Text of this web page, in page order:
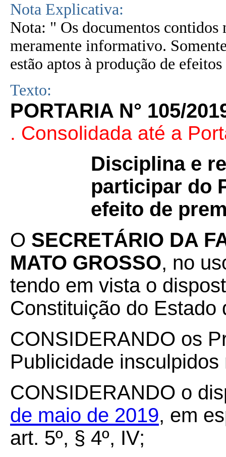
Nota Explicativa:
Nota: " Os documentos contidos
meramente informativo.
estão aptos à produção de
Texto:
PORTARIA N° 105/
. Consolidada até a
Disciplina e
participar do
efeito de
O SECRETÁRIO DA
MATO GROSSO, no
tendo em vista o
Constituição do Estado
CONSIDERANDO os
Publicidade
CONSIDERANDO o
de maio de 2019, em
art. 5º, § 4º, IV;